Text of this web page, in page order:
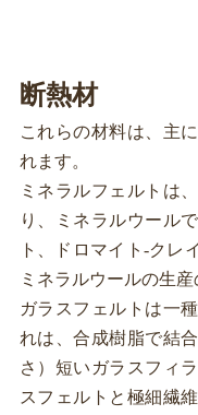
断熱材
これらの材料は、主
れます。
ミネラルフェルトは
り、ミネラルウール
ト、ドロマイト-クレ
ミネラルウールの生産
ガラスフェルトは一
れは、合成樹脂で結
さ）短いガラスフィ
スフェルトと極細繊